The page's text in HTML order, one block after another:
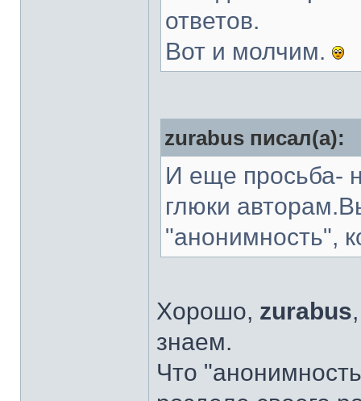
ответов.
Вот и молчим.
zurabus писал(а):
И еще просьба-
глюки
"анонимность",
Хорошо, zurabus
знаем.
Что